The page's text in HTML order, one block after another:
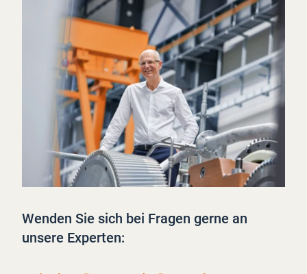
Wenden Sie sich bei Fragen gerne an
unsere Experten: